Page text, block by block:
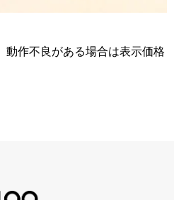
作不良がある場合は表示価格